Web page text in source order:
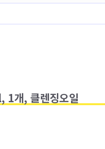
1개, 클렌징오일